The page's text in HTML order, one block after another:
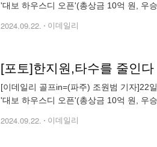
'대보 하우스디 오픈'(총상금 10억 원, 우
2024.09.22. 이데일리
[포토]한지원,타수를 줄인다
[이데일리 골프in=(파주) 조원범 기자]22
'대보 하우스디 오픈'(총상금 10억 원, 우
2024.09.22. 이데일리